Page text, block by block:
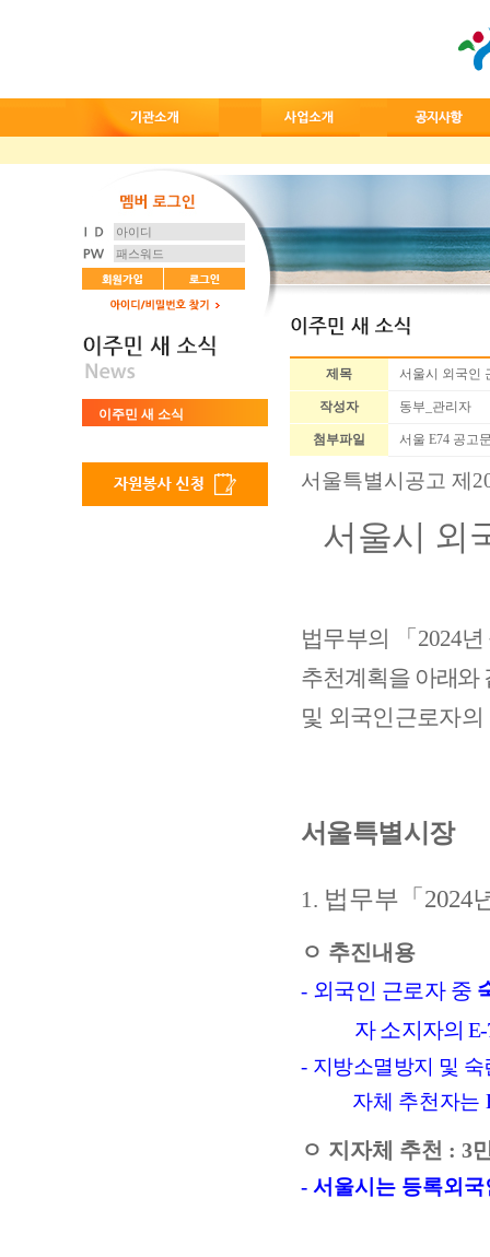
이주민 새 소식
제목 서울시 외국인
작성자 동부_관리자
첨부파일 서울 E74 공고
서울특별시공고 제
서울시 외
법무부의 「 2024년
추천계획을 아래와
및 외국인근로자
서울특별시장
1. 법무부 「 2024
ㅇ 추진내용
- 외국인 근로자 중
자 소지자의
- 지방소멸방지 및
자체 추천자는
ㅇ 지자체 추천 : 3
- 서울시는 등록외국